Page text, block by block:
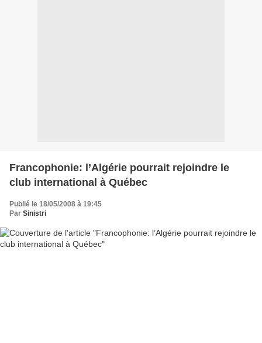
Francophonie: l’Algérie pourrait rejoindre le
club international à Québec
Publié le 18/05/2008 à 19:45
Par Sinistri